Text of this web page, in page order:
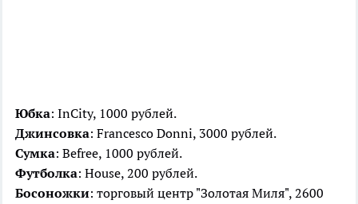
Юбка: InCity, 1000 рублей.
Джинсовка: Francesco Donni, 3000 рублей.
Сумка: Befree, 1000 рублей.
Футболка: House, 200 рублей.
Босоножки: торговый центр "Золотая Миля", 2600